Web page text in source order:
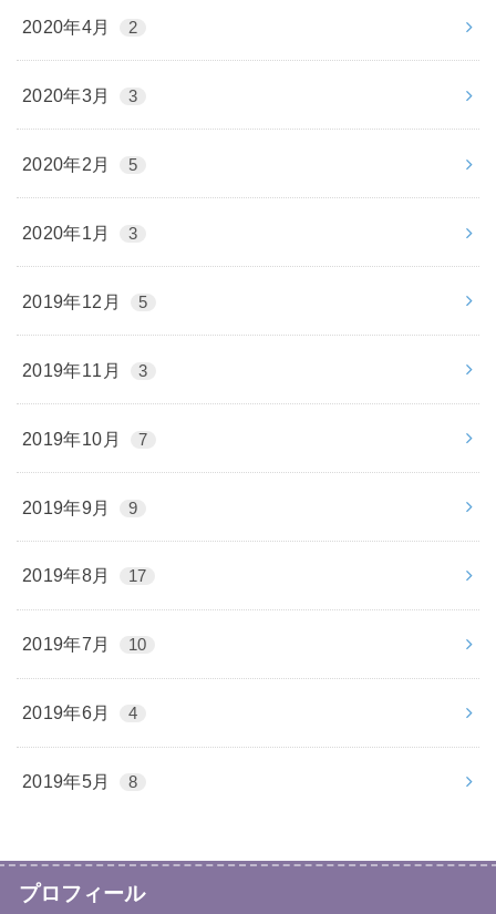
2020年4月 2
2020年3月 3
2020年2月 5
2020年1月 3
2019年12月 5
2019年11月 3
2019年10月 7
2019年9月 9
2019年8月 17
2019年7月 10
2019年6月 4
2019年5月 8
プロフィール